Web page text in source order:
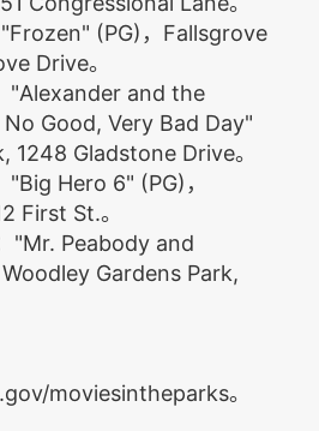
(PG)，Fallsgrove
Drive。
and the
Good, Very Bad Day"
1248 Gladstone Drive。
Hero 6" (PG)，
First St.。
Peabody and
Gardens Park,
moviesintheparks。